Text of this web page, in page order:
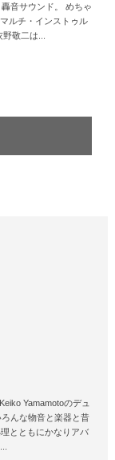
音サウンド。 めちゃ
ルチ・インストゥル
野敬二は...
Yamamotoのデュ
んな物音と楽器と昔
とともにかなりアバ